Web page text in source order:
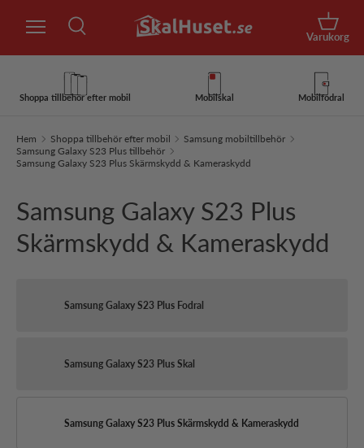
Hoppa till innehåll
Sök
Korg
Varukorg
Shoppa tillbehör efter mobil Mobilskal Mobilfodral
Hem Shoppa tillbehör efter mobil
Samsung mobiltillbehör
Samsung Galaxy S23 Plus tillbehör
Samsung Galaxy S23 Plus Skärmskydd & Kameraskydd
Samsung Galaxy S23 Plus
Skärmskydd & Kameraskydd
Samsung Galaxy S23 Plus Fodral
Samsung Galaxy S23 Plus Skal
Samsung Galaxy S23 Plus Skärmskydd & Kameraskydd